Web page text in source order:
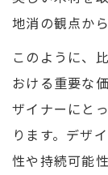
地消の観点か
このように、
おける重要な
ザイナーにと
ります。デザ
性や持続可能